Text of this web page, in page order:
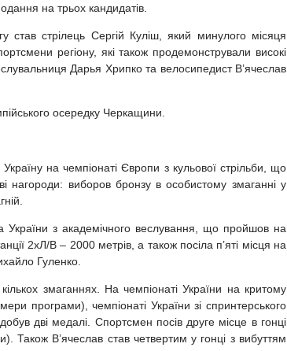
на трьох кандидатів.
стрілець Сергій Куліш, який минулого місяця
регіону, які також продемонстрували високі
Дарья Хрипко та велосипедист В’ячеслав
осередку Черкащини.
на чемпіонаті Європи з кульової стрільби, що
нагороди: виборов бронзу в особистому змаганні у
з академічного веслування, що пройшов на
2хЛ/В – 2000 метрів, а також посіла п’яті місця на
Гуленко.
змаганнях. На чемпіонаті України на критому
програми), чемпіонаті України зі спринтерського
дві медалі. Спортсмен посів друге місце в гонці
Також В’ячеслав став четвертим у гонці з вибуттям